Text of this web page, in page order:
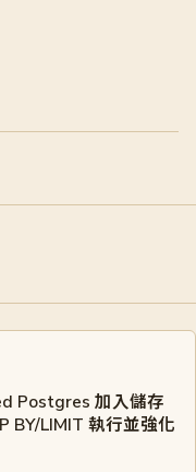
Postgres 加入儲存
BY/LIMIT 執行並強化